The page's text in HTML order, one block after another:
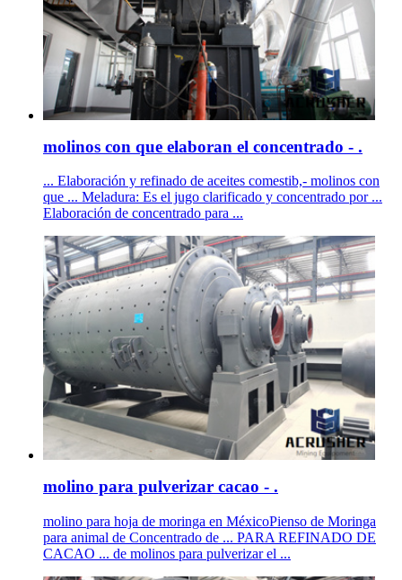
molinos con que elaboran el concentrado - .
... Elaboración y refinado de aceites comestib,- molinos con
que ... Meladura: Es el jugo clarificado y concentrado por ...
Elaboración de concentrado para ...
molino para pulverizar cacao - .
molino para hoja de moringa en MéxicoPienso de Moringa
para animal de Concentrado de ... PARA REFINADO DE
CACAO ... de molinos para pulverizar el ...